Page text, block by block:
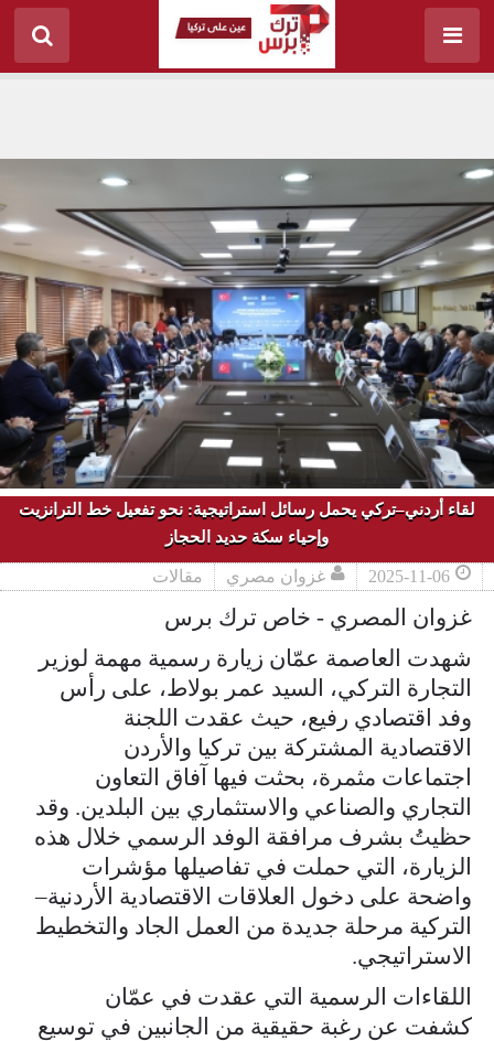
لقاء أردني–تركي يحمل رسائل استراتيجية: نحو تفعيل خط الترانزيت
وإحياء سكة حديد الحجاز
2025-11-06 غزوان مصري مقالات
غزوان المصري - خاص ترك برس
شهدت العاصمة عمّان زيارة رسمية مهمة لوزير
التجارة التركي، السيد عمر بولاط، على رأس
وفد اقتصادي رفيع، حيث عقدت اللجنة
الاقتصادية المشتركة بين تركيا والأردن
اجتماعات مثمرة، بحثت فيها آفاق التعاون
التجاري والصناعي والاستثماري بين البلدين. وقد
حظيتُ بشرف مرافقة الوفد الرسمي خلال هذه
الزيارة، التي حملت في تفاصيلها مؤشرات
واضحة على دخول العلاقات الاقتصادية الأردنية–
التركية مرحلة جديدة من العمل الجاد والتخطيط
الاستراتيجي.
اللقاءات الرسمية التي عقدت في عمّان
كشفت عن رغبة حقيقية من الجانبين في توسيع